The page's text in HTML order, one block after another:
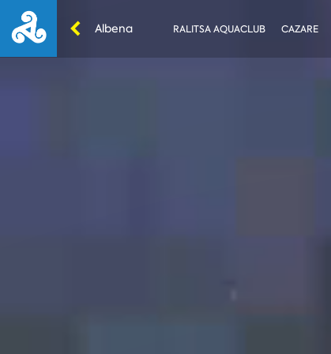
Albena RALITSA AQUACLUB CAZARE